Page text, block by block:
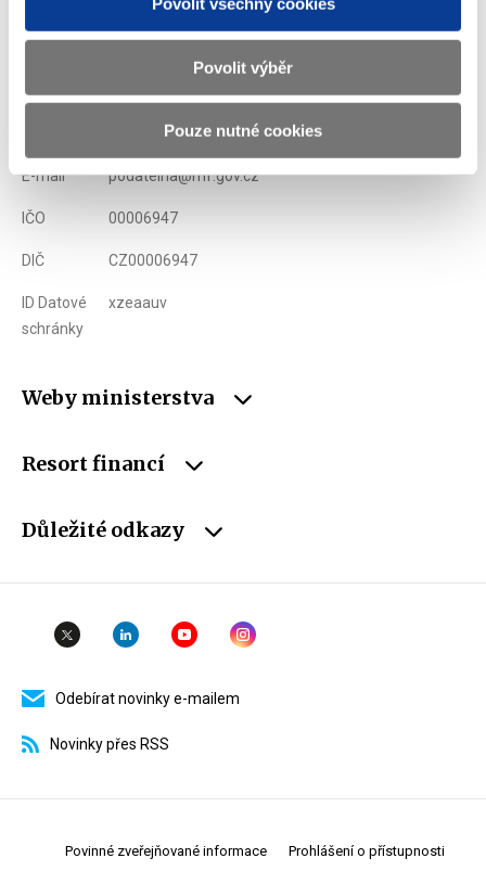
Povolit výběr
Pouze nutné cookies
Ministerstvo financí ČR
Adresa Letenská 15, 118 10 Praha
+420 257 041 111
E-mail podatelna@mf.gov.cz
IČO 00006947
DIČ CZ00006947
ID Datové
schránky
xzeaauv
Weby ministerstva
Resort financí
Důležité odkazy
Odebírat novinky e-mailem
Novinky přes RSS
Povinné zveřejňované informace Prohlášení o přístupnosti